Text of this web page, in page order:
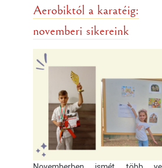
Aerobiktól a karatéig:
novemberi sikereink